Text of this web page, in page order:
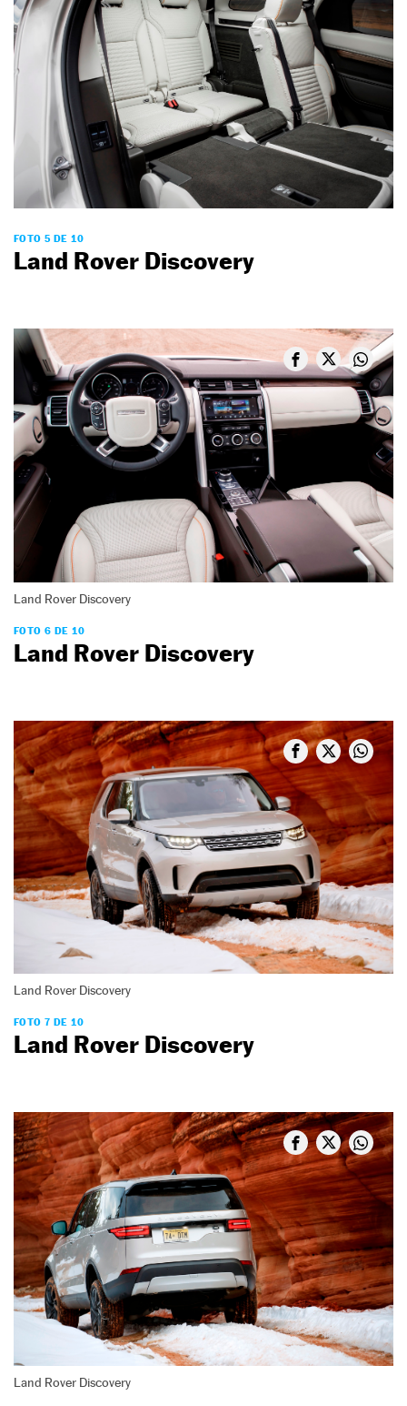
FOTO 5 DE 10
Land Rover Discovery
Land Rover Discovery
FOTO 6 DE 10
Land Rover Discovery
Land Rover Discovery
FOTO 7 DE 10
Land Rover Discovery
Land Rover Discovery